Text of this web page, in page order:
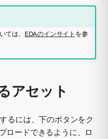
ては、 EDAのインサイト を参
アセット
るには、下のボタンをク
ロードできるように、ロ